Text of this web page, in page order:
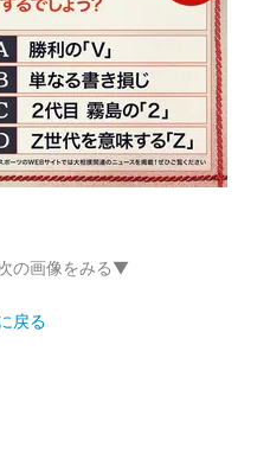
の画像をみる▼
戻る